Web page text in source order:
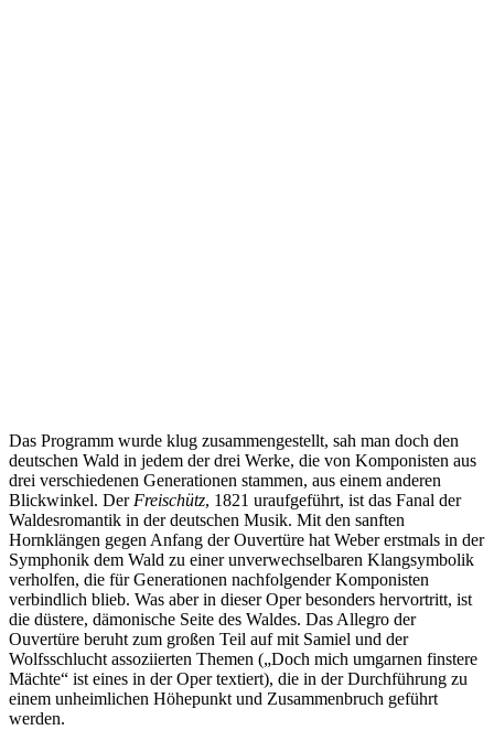
Das Programm wurde klug zusammengestellt, sah man doch den
deutschen Wald in jedem der drei Werke, die von Komponisten aus
drei verschiedenen Generationen stammen, aus einem anderen
Blickwinkel. Der Freischütz, 1821 uraufgeführt, ist das Fanal der
Waldesromantik in der deutschen Musik. Mit den sanften
Hornklängen gegen Anfang der Ouvertüre hat Weber erstmals in der
Symphonik dem Wald zu einer unverwechselbaren Klangsymbolik
verholfen, die für Generationen nachfolgender Komponisten
verbindlich blieb. Was aber in dieser Oper besonders hervortritt, ist
die düstere, dämonische Seite des Waldes. Das Allegro der
Ouvertüre beruht zum großen Teil auf mit Samiel und der
Wolfsschlucht assoziierten Themen („Doch mich umgarnen finstere
Mächte“ ist eines in der Oper textiert), die in der Durchführung zu
einem unheimlichen Höhepunkt und Zusammenbruch geführt
werden.